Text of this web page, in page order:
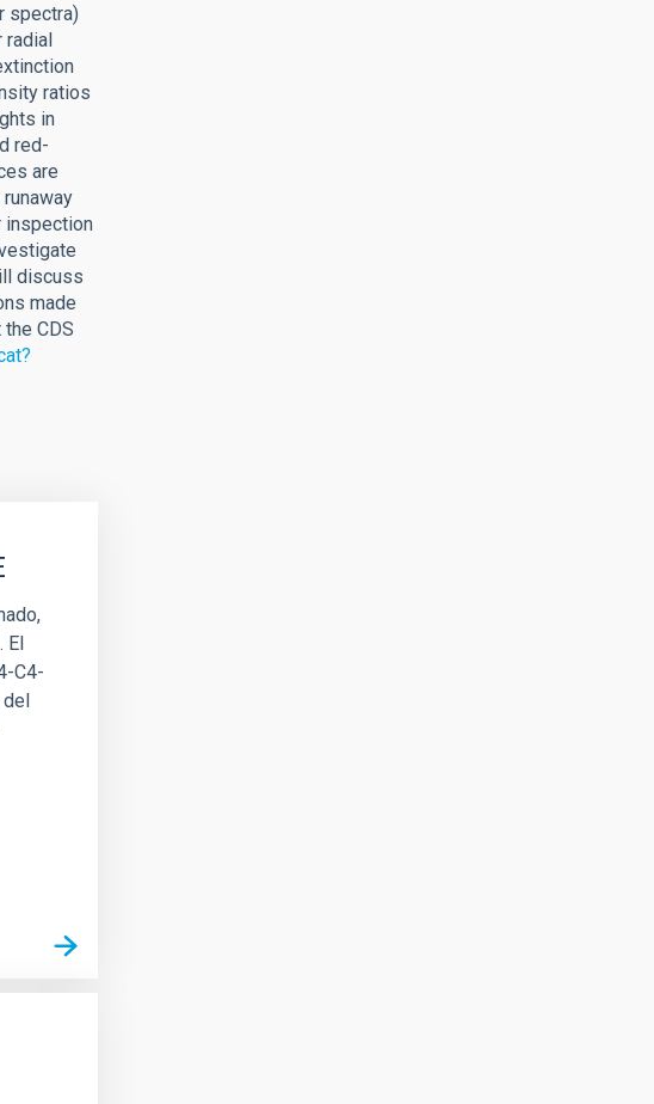
spectra)
radial
ratios
in
red-
are
inspection
discuss
made
CDS
El
C4-
del